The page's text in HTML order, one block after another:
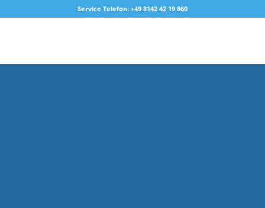
Service Telefon: +49 8142 42 19 860